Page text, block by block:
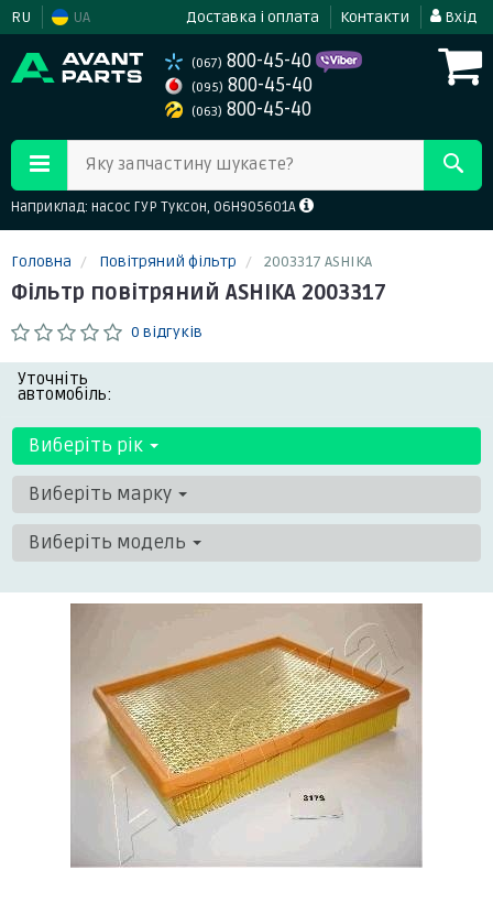
RU UA Доставка і оплата Контакти Вхід
(067) 800-45-40
(095) 800-45-40
(063) 800-45-40
Яку запчастину шукаєте?
Наприклад: насос ГУР Туксон, 06H905601A
Головна Повітряний фільтр 2003317 ASHIKA
Фільтр повітряний ASHIKA 2003317
0 відгуків
Уточніть
автомобіль:
Виберіть рік
Виберіть марку
Виберіть модель